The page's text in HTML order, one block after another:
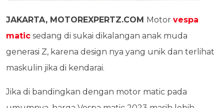
JAKARTA, MOTOREXPERTZ.COM Motor vespa
matic sedang di sukai dikalangan anak muda
generasi Z, karena design nya yang unik dan terlihat
maskulin jika di kendarai.
Jika di bandingkan dengan motor matic pada